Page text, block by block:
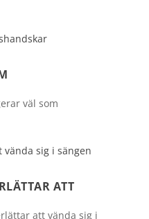
väl som
ATT
att vända sig i